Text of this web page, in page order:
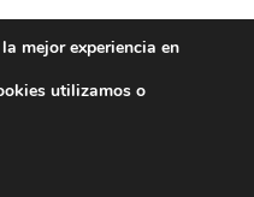
mejor experiencia en
utilizamos o